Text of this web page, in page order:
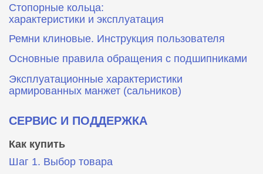
Стопорные кольца:
характеристики и эксплуатация
Ремни клиновые. Инструкция пользователя
Основные правила обращения с подшипниками
Эксплуатационные характеристики
армированных манжет (сальников)
СЕРВИС И ПОДДЕРЖКА
Как купить
Шаг 1. Выбор товара